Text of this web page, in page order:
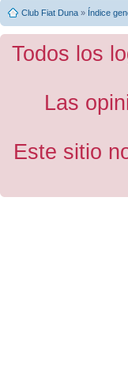
Club Fiat Duna » Índice
Todos los
Las
Este sitio